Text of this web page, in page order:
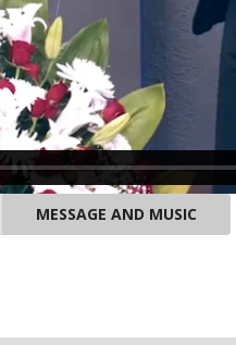
MESSAGE AND MUSIC